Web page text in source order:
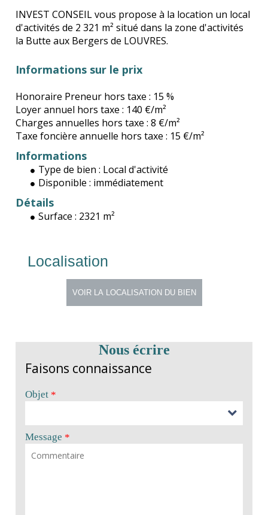
INVEST CONSEIL vous propose à la location un local
d'activités de 2 321 m² situé dans la zone d'activités
la Butte aux Bergers de LOUVRES.
Informations sur le prix
Honoraire Preneur hors taxe : 15 %
Loyer annuel hors taxe : 140 €/m²
Charges annuelles hors taxe : 8 €/m²
Taxe foncière annuelle hors taxe : 15 €/m²
Informations
Type de bien : Local d'activité
Disponible : immédiatement
Détails
Surface : 2321 m²
Localisation
Nous écrire
Faisons connaissance
Objet *
Message *